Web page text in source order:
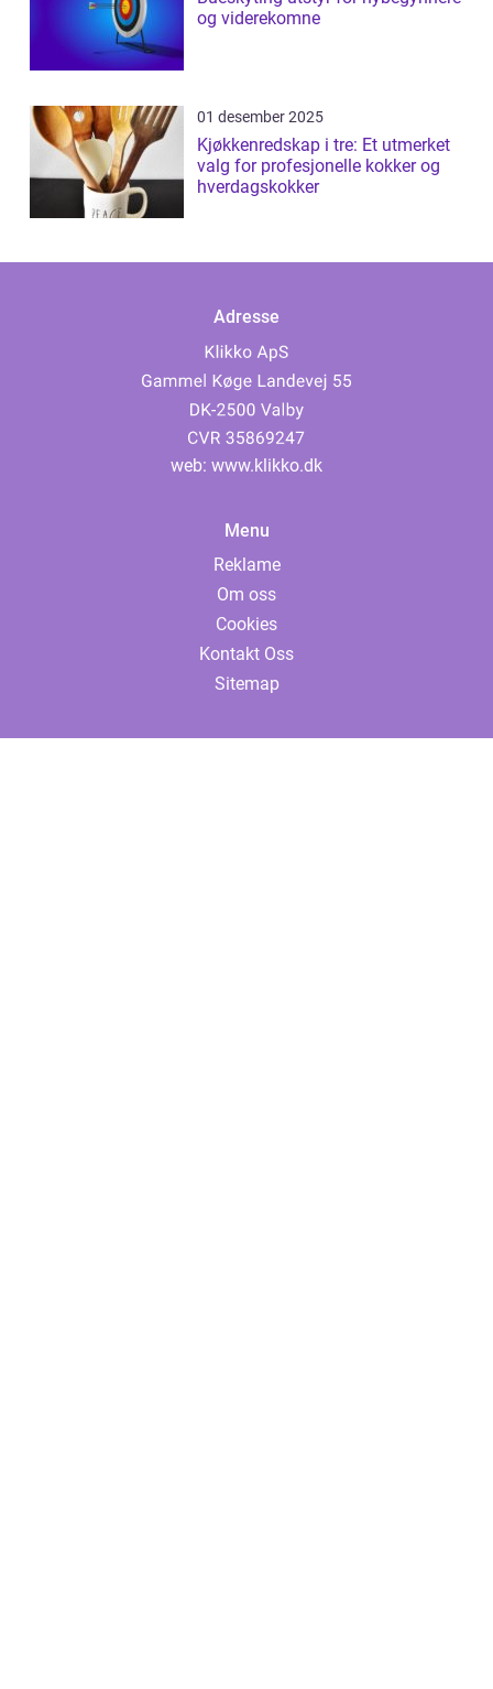
og viderekomne
01 desember 2025
Kjøkkenredskap i tre: Et utmerket
valg for profesjonelle kokker og
hverdagskokker
Adresse
web: www.klikko.dk
Menu
Reklame
Om oss
Cookies
Kontakt Oss
Sitemap